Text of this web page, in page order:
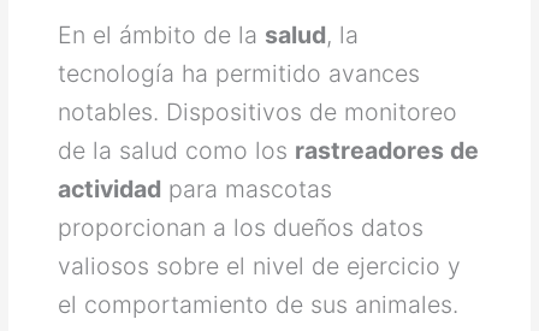
En el ámbito de la salud, la
tecnología ha permitido avances
notables. Dispositivos de monitoreo
de la salud como los rastreadores de
actividad para mascotas
proporcionan a los dueños datos
valiosos sobre el nivel de ejercicio y
el comportamiento de sus animales.